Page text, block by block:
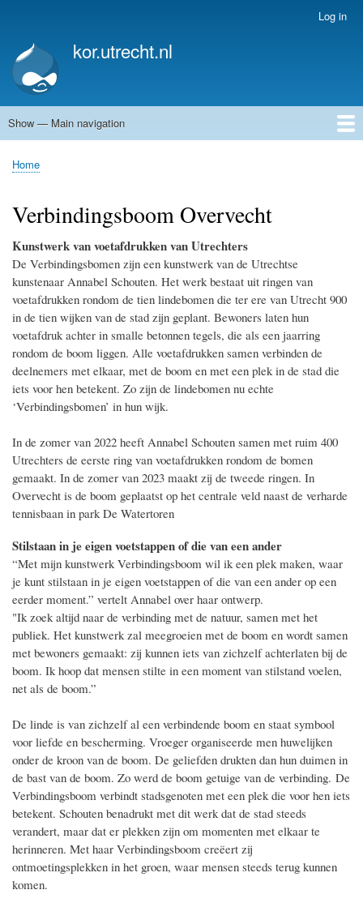
account
menu
Log in
kor.utrecht.nl
Main
Show — Main navigation
Home
Kunstwerken
Actueel
Routes
Breadcrumb
Home
Verbindingsboom Overvecht
Kunstwerk van voetafdrukken van Utrechters
De Verbindingsbomen zijn een kunstwerk van de Utrechtse
kunstenaar Annabel Schouten. Het werk bestaat uit ringen van
voetafdrukken rondom de tien lindebomen die ter ere van Utrecht 900
in de tien wijken van de stad zijn geplant. Bewoners laten hun
voetafdruk achter in smalle betonnen tegels, die als een jaarring
rondom de boom liggen. Alle voetafdrukken samen verbinden de
deelnemers met elkaar, met de boom en met een plek in de stad die
iets voor hen betekent. Zo zijn de lindebomen nu echte
‘Verbindingsbomen’ in hun wijk.
In de zomer van 2022 heeft Annabel Schouten samen met ruim 400
Utrechters de eerste ring van voetafdrukken rondom de bomen
gemaakt. In de zomer van 2023 maakt zij de tweede ringen. In
Overvecht is de boom geplaatst op het centrale veld naast de verharde
tennisbaan in park De Watertoren
Stilstaan in je eigen voetstappen of die van een ander
“Met mijn kunstwerk Verbindingsboom wil ik een plek maken, waar
je kunt stilstaan in je eigen voetstappen of die van een ander op een
eerder moment.” vertelt Annabel over haar ontwerp.
"Ik zoek altijd naar de verbinding met de natuur, samen met het
publiek. Het kunstwerk zal meegroeien met de boom en wordt samen
met bewoners gemaakt: zij kunnen iets van zichzelf achterlaten bij de
boom. Ik hoop dat mensen stilte in een moment van stilstand voelen,
net als de boom.”
De linde is van zichzelf al een verbindende boom en staat symbool
voor liefde en bescherming. Vroeger organiseerde men huwelijken
onder de kroon van de boom. De geliefden drukten dan hun duimen in
de bast van de boom. Zo werd de boom getuige van de verbinding. De
Verbindingsboom verbindt stadsgenoten met een plek die voor hen iets
betekent. Schouten benadrukt met dit werk dat de stad steeds
verandert, maar dat er plekken zijn om momenten met elkaar te
herinneren. Met haar Verbindingsboom creëert zij
ontmoetingsplekken in het groen, waar mensen steeds terug kunnen
komen.